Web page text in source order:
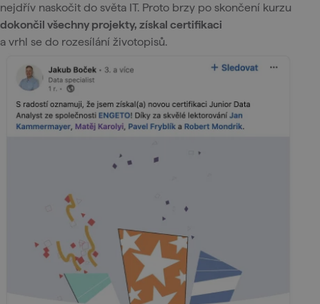
nejdřív naskočit do světa IT. Proto brzy po skončení kurzu
dokončil všechny projekty, získal certifikaci
a vrhl se do rozesílání životopisů.